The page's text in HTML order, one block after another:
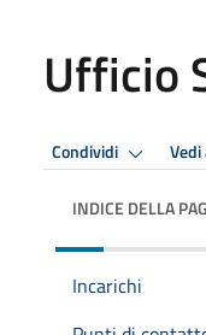
Ufficio
Condividi Vedi
INDICE DELLA
Incarichi